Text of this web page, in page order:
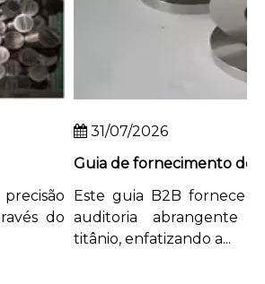
do
31/07/2026
Guia de fornecimento de B2B: como auditar uma forjaria de titânio
Este guia B2B fornece
auditoria abrangente
titânio, enfatizando a...